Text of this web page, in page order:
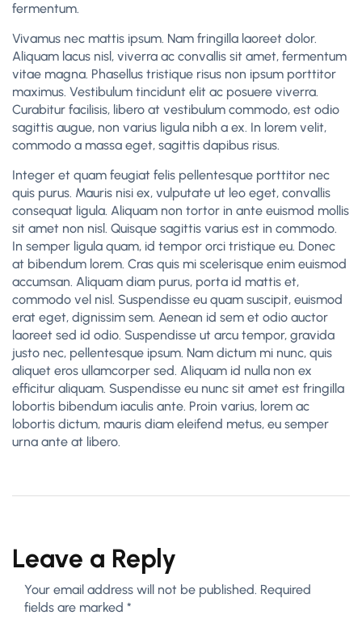
fermentum.
Vivamus nec mattis ipsum. Nam fringilla laoreet dolor.
Aliquam lacus nisl, viverra ac convallis sit amet, fermentum
vitae magna. Phasellus tristique risus non ipsum porttitor
maximus. Vestibulum tincidunt elit ac posuere viverra.
Curabitur facilisis, libero at vestibulum commodo, est odio
sagittis augue, non varius ligula nibh a ex. In lorem velit,
commodo a massa eget, sagittis dapibus risus.
Integer et quam feugiat felis pellentesque porttitor nec
quis purus. Mauris nisi ex, vulputate ut leo eget, convallis
consequat ligula. Aliquam non tortor in ante euismod mollis
sit amet non nisl. Quisque sagittis varius est in commodo.
In semper ligula quam, id tempor orci tristique eu. Donec
at bibendum lorem. Cras quis mi scelerisque enim euismod
accumsan. Aliquam diam purus, porta id mattis et,
commodo vel nisl. Suspendisse eu quam suscipit, euismod
erat eget, dignissim sem. Aenean id sem et odio auctor
laoreet sed id odio. Suspendisse ut arcu tempor, gravida
justo nec, pellentesque ipsum. Nam dictum mi nunc, quis
aliquet eros ullamcorper sed. Aliquam id nulla non ex
efficitur aliquam. Suspendisse eu nunc sit amet est fringilla
lobortis bibendum iaculis ante. Proin varius, lorem ac
lobortis dictum, mauris diam eleifend metus, eu semper
urna ante at libero.
Leave a Reply
Your email address will not be published. Required
fields are marked *